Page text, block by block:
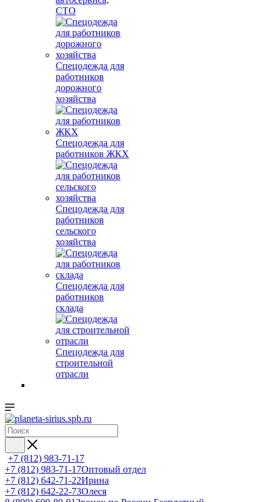
СТО
Спецодежда для
работников
дорожного
хозяйства
Спецодежда для
работников ЖКХ
Спецодежда для
работников
сельского
хозяйства
Спецодежда для
работников
склада
Спецодежда для
строительной
отрасли
+7 (812) 983-71-17
+7 (812) 983-71-17Оптовый отдел
+7 (812) 642-71-22Ирина
+7 (812) 642-22-73Олеся